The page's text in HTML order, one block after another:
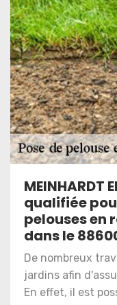
MEINHARDT
qualifiée
pelouses en
dans le
De nombreux
jardins afin
En effet, il est